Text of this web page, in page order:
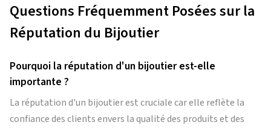
Questions Fréquemment Posées sur la
Réputation du Bijoutier
Pourquoi la réputation d'un bijoutier est-elle
importante ?
La réputation d'un bijoutier est cruciale car elle reflète la
confiance des clients envers la qualité des produits et des